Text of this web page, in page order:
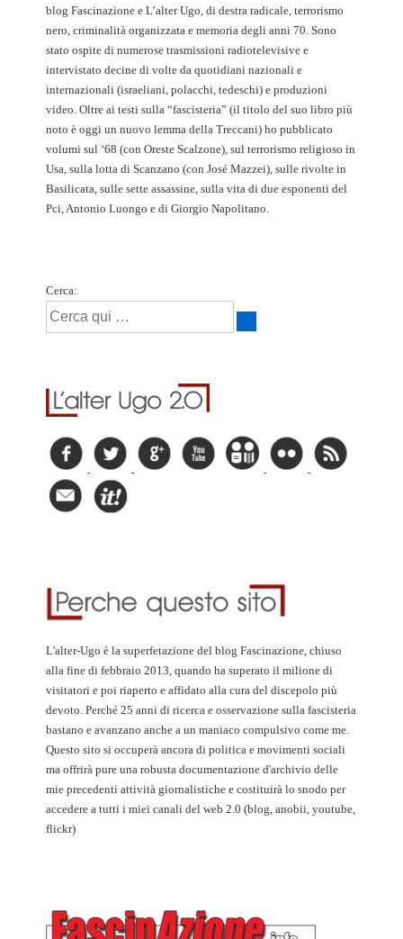
blog Fascinazione e L’alter Ugo, di destra radicale, terrorismo
nero, criminalità organizzata e memoria degli anni 70. Sono
stato ospite di numerose trasmissioni radiotelevisive e
intervistato decine di volte da quotidiani nazionali e
internazionali (israeliani, polacchi, tedeschi) e produzioni
video. Oltre ai testi sulla “fascisteria” (il titolo del suo libro più
noto è oggi un nuovo lemma della Treccani) ho pubblicato
volumi sul ‘68 (con Oreste Scalzone), sul terrorismo religioso in
Usa, sulla lotta di Scanzano (con José Mazzei), sulle rivolte in
Basilicata, sulle sette assassine, sulla vita di due esponenti del
Pci, Antonio Luongo e di Giorgio Napolitano.
Cerca:
L'alter-Ugo è la superfetazione del blog Fascinazione, chiuso
alla fine di febbraio 2013, quando ha superato il milione di
visitatori e poi riaperto e affidato alla cura del discepolo più
devoto. Perché 25 anni di ricerca e osservazione sulla fascisteria
bastano e avanzano anche a un maniaco compulsivo come me.
Questo sito si occuperà ancora di politica e movimenti sociali
ma offrirà pure una robusta documentazione d'archivio delle
mie precedenti attività giornalistiche e costituirà lo snodo per
accedere a tutti i miei canali del web 2.0 (blog, anobii, youtube,
flickr)